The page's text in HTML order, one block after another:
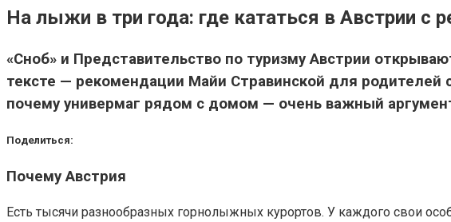
На лыжи в три года: где кататься в Австрии с
«Сноб» и Представительство по туризму Австрии
тексте — рекомендации Майи Стравинской для родителей
почему универмаг рядом с домом — очень важный
Поделиться:
Почему Австрия
Есть тысячи разнообразных горнолыжных курортов. У каждого свои